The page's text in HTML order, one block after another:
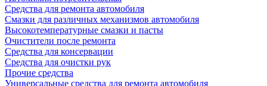
Средства для ремонта автомобиля
Смазки для различных механизмов автомобиля
Высокотемпературные смазки и пасты
Очистители после ремонта
Средства для консервации
Средства для очистки рук
Прочие средства
Универсальные средства для ремонта автомобиля